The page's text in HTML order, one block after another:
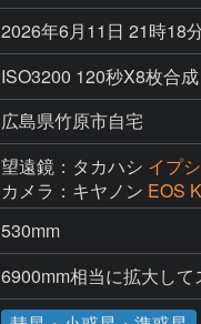
2026年6月11日 21時18
ISO3200 120秒X8枚合成
広島県竹原市自宅
望遠鏡：タカハシ イプ
カメラ：キヤノン EOS
530mm
6900mm相当に拡大して